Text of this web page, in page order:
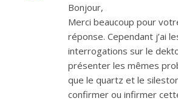
Bonjour,
Merci beaucoup pour
réponse. Cependant j’ai
interrogations sur le
présenter les mêmes
que le quartz et le
confirmer ou infirmer